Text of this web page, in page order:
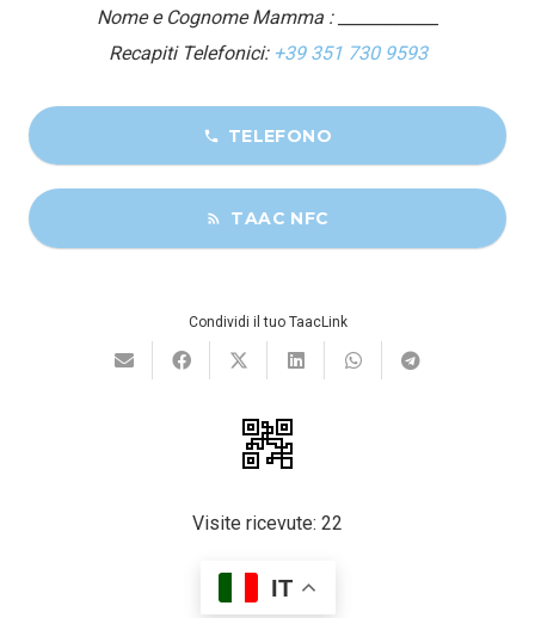
Nome e Cognome Mamma : ____________
Recapiti Telefonici: +39 351 730 9593
phone TELEFONO
rss_feed TAAC NFC
Condividi il tuo TaacLink
Visite ricevute: 22
IT